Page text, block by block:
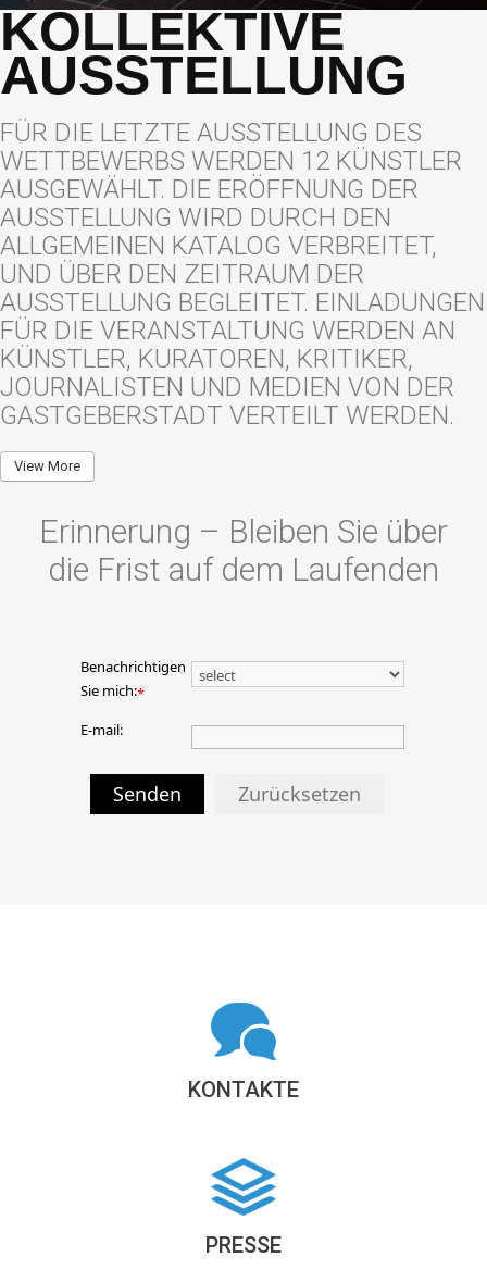
KOLLEKTIVE
AUSSTELLUNG
FÜR DIE LETZTE AUSSTELLUNG DES
WETTBEWERBS WERDEN 12 KÜNSTLER
AUSGEWÄHLT. DIE ERÖFFNUNG DER
AUSSTELLUNG WIRD DURCH DEN
ALLGEMEINEN KATALOG VERBREITET,
UND ÜBER DEN ZEITRAUM DER
AUSSTELLUNG BEGLEITET. EINLADUNGEN
FÜR DIE VERANSTALTUNG WERDEN AN
KÜNSTLER, KURATOREN, KRITIKER,
JOURNALISTEN UND MEDIEN VON DER
GASTGEBERSTADT VERTEILT WERDEN.
View More
Erinnerung – Bleiben Sie über
die Frist auf dem Laufenden
Benachrichtigen
Sie mich:*
E-mail:
Senden Zurücksetzen
KONTAKTE
PRESSE